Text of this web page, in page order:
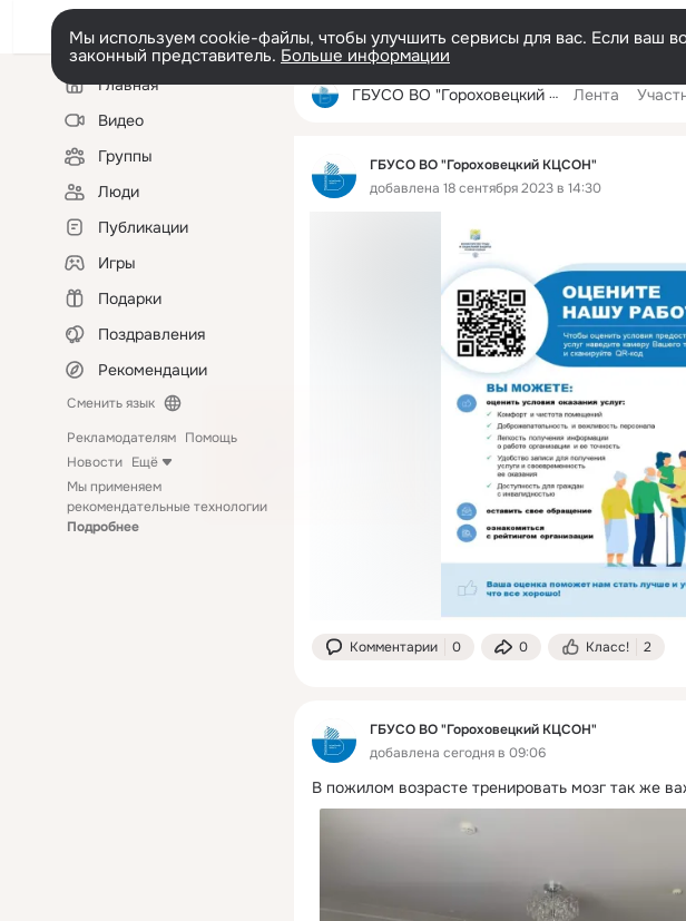
Мы используем cookie-файлы, чтобы улучшить сервисы для вас. Если ваш
законный представитель. Больше информации
Левая
колонкаГлавная
Видео
Группы
Люди
Публикации
Игры
Подарки
Поздравления
Рекомендации
Сменить язык
Рекламодателям Помощь
Новости Ещё
Мы применяем
рекомендательные технологии
Подробнее
ГБУСО ВО "Гороховецкий КЦСОН" Лента
ГБУСО ВО "Гороховецкий КЦСОН"
добавлена 18 сентября 2023 в 14:30
Комментарии 0 0 Класс! 2
ГБУСО ВО "Гороховецкий КЦСОН"
добавлена сегодня в 09:06
В пожилом возрасте тренировать мозг так же